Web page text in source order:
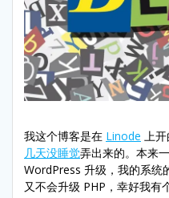
我这个博客是在 Linode 上
几天没睡觉弄出来的。本来
WordPress 升级，我的系统
又不会升级 PHP，幸好我有